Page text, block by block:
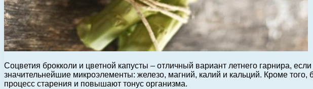
Соцветия брокколи и цветной капусты – отличный вариант летнего гарнира,
значительнейшие микроэлементы: железо, магний, калий и кальций. Кроме
процесс старения и повышают тонус организма.